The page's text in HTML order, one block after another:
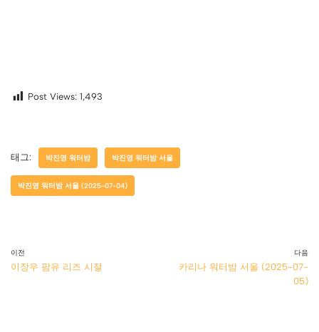
Post Views: 1,493
태그: 박진영 워터밤 박진영 워터밤 서울
박진영 워터밤 서울 (2025-07-04)
이전
이장우 팜유 리즈 시절
다음
카리나 워터밤 서울 (2025-07-
05)